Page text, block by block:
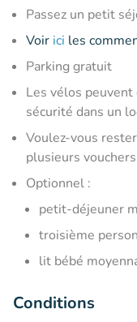
Passez un petit
Voir ici les
Parking gratuit
Les vélos
sécurité dans un
Voulez-vous
plusieurs
Optionnel :
petit-déjeuner
troisième
lit bébé
Conditions